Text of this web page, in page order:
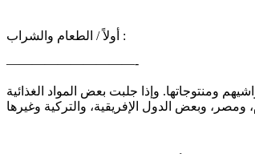
أولاً / الطعام والشراب :
——————————-
ومنتوجاتها. وإذا جلبت بعض المواد الغذائية